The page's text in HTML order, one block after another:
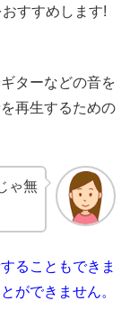
すすめします!
ターなどの音を
再生するための
ゃ無
ることもできま
ができません。